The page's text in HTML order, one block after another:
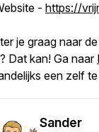
- https://
je graag naar
Dat kan! Ga naar
een zelf
Sander